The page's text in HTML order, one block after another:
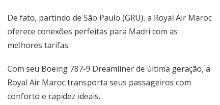
De fato, partindo de São Paulo (GRU), a Royal Air Maroc
oferece conexões perfeitas para Madri com as
melhores tarifas.
Com seu Boeing 787-9 Dreamliner de última geração, a
Royal Air Maroc transporta seus passageiros com
conforto e rapidez ideais.